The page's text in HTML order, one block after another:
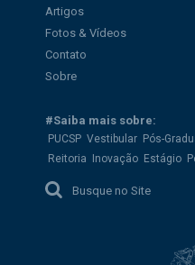
Artigos
Fotos & Vídeos
Contato
Sobre
#Saiba mais sobre:
PUCSP Vestibular Pós-
Reitoria
Inovação Estágio
Busque no Site